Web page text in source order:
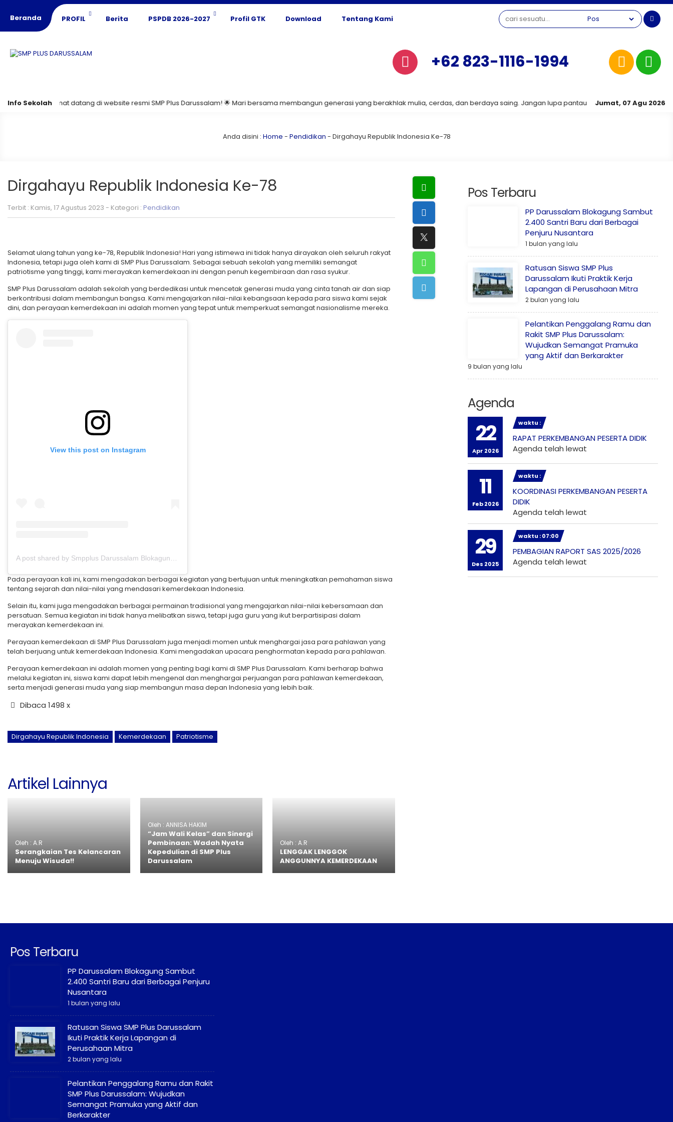
Beranda PROFIL Berita PSPDB 2026-2027 Profil GTK Download Tentang Kami
+62 823-1116-1994
Info Sekolah Jumat, 07 Agu 2026
Selamat datang di website resmi SMP Plus Darussalam! 🌟 Mari bersama membangun generasi yang berakhlak mulia, cerdas, dan berdaya saing. Jangan lupa pantau terus informasi terbaru
Anda disini : Home - Pendidikan - Dirgahayu Republik Indonesia Ke-78
Dirgahayu Republik Indonesia Ke-78
Terbit : Kamis, 17 Agustus 2023 - Kategori : Pendidikan
Selamat ulang tahun yang ke-78, Republik Indonesia! Hari yang istimewa ini tidak hanya dirayakan oleh seluruh rakyat
Indonesia, tetapi juga oleh kami di SMP Plus Darussalam. Sebagai sebuah sekolah yang memiliki semangat
patriotisme yang tinggi, kami merayakan kemerdekaan ini dengan penuh kegembiraan dan rasa syukur.
SMP Plus Darussalam adalah sekolah yang berdedikasi untuk mencetak generasi muda yang cinta tanah air dan siap
berkontribusi dalam membangun bangsa. Kami mengajarkan nilai-nilai kebangsaan kepada para siswa kami sejak
dini, dan perayaan kemerdekaan ini adalah momen yang tepat untuk memperkuat semangat nasionalisme mereka.
View this post on Instagram
Pada perayaan kali ini, kami mengadakan berbagai kegiatan yang bertujuan untuk meningkatkan pemahaman siswa
tentang sejarah dan nilai-nilai yang mendasari kemerdekaan Indonesia.
Selain itu, kami juga mengadakan berbagai permainan tradisional yang mengajarkan nilai-nilai kebersamaan dan
persatuan. Semua kegiatan ini tidak hanya melibatkan siswa, tetapi juga guru yang ikut berpartisipasi dalam
merayakan kemerdekaan ini.
Perayaan kemerdekaan di SMP Plus Darussalam juga menjadi momen untuk menghargai jasa para pahlawan yang
telah berjuang untuk kemerdekaan Indonesia. Kami mengadakan upacara penghormatan kepada para pahlawan.
Perayaan kemerdekaan ini adalah momen yang penting bagi kami di SMP Plus Darussalam. Kami berharap bahwa
melalui kegiatan ini, siswa kami dapat lebih mengenal dan menghargai perjuangan para pahlawan kemerdekaan,
serta menjadi generasi muda yang siap membangun masa depan Indonesia yang lebih baik.
Dibaca 1498 x
Dirgahayu Republik Indonesia Kemerdekaan Patriotisme
Artikel Lainnya
Oleh : A.R
Serangkaian Tes Kelancaran
Menuju Wisuda!!
Oleh : ANNISA HAKIM
“Jam Wali Kelas” dan Sinergi
Pembinaan: Wadah Nyata
Kepedulian di SMP Plus
Darussalam
Oleh : A.R
LENGGAK LENGGOK
ANGGUNNYA KEMERDEKAAN
Pos Terbaru
PP Darussalam Blokagung Sambut
2.400 Santri Baru dari Berbagai
Penjuru Nusantara
1 bulan yang lalu
Ratusan Siswa SMP Plus
Darussalam Ikuti Praktik Kerja
Lapangan di Perusahaan Mitra
2 bulan yang lalu
Pelantikan Penggalang Ramu dan
Rakit SMP Plus Darussalam:
Wujudkan Semangat Pramuka
yang Aktif dan Berkarakter
9 bulan yang lalu
Agenda
22
Apr 2026
waktu :
RAPAT PERKEMBANGAN PESERTA DIDIK
Agenda telah lewat
11
Feb 2026
waktu :
KOORDINASI PERKEMBANGAN PESERTA
DIDIK
Agenda telah lewat
29
Des 2025
waktu : 07:00
PEMBAGIAN RAPORT SAS 2025/2026
Agenda telah lewat
Pos Terbaru
PP Darussalam Blokagung Sambut
2.400 Santri Baru dari Berbagai Penjuru
Nusantara
1 bulan yang lalu
Ratusan Siswa SMP Plus Darussalam
Ikuti Praktik Kerja Lapangan di
Perusahaan Mitra
2 bulan yang lalu
Pelantikan Penggalang Ramu dan Rakit
SMP Plus Darussalam: Wujudkan
Semangat Pramuka yang Aktif dan
Berkarakter